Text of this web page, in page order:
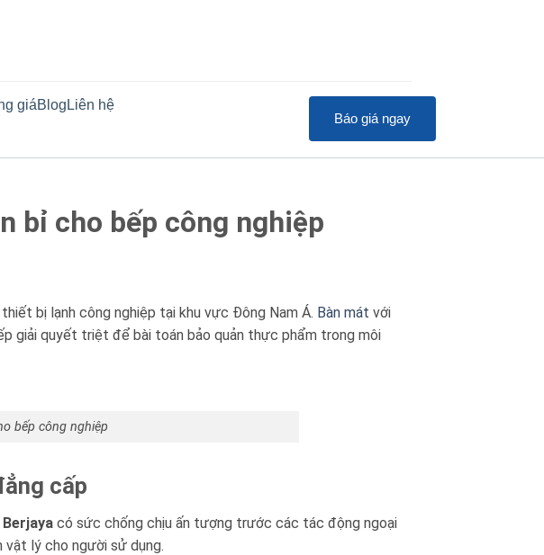
giáBlog Liên hệ
Báo giá ngay
bỉ cho bếp công nghiệp
bị lạnh công nghiệp tại khu vực Đông Nam Á. Bàn mát với
giải quyết triệt để bài toán bảo quản thực phẩm trong môi
bếp công nghiệp
cấp
Berjaya có sức chống chịu ấn tượng trước các tác động ngoại
lý cho người sử dụng.